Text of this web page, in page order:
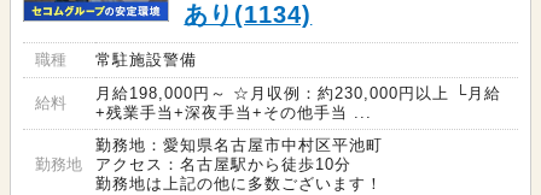
あり(1134)
職種 常駐施設警備
給料
月給198,000円～ ☆月収例：約230,000円以上 └月給
+残業手当+深夜手当+その他手当 ...
勤務地
勤務地：愛知県名古屋市中村区平池町
アクセス：名古屋駅から徒歩10分
勤務地は上記の他に多数ございます！